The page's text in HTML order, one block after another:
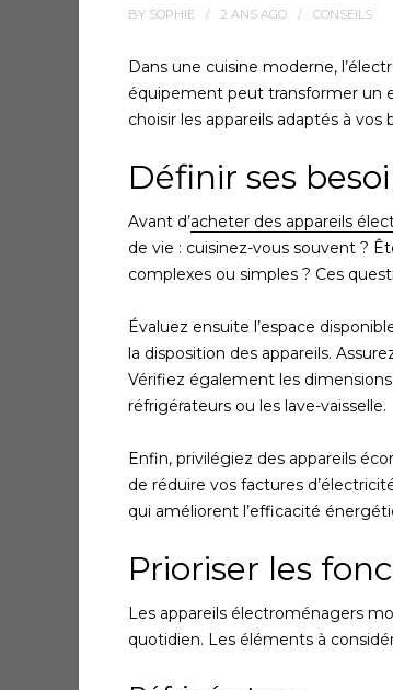
BY SOPHIE 2 ANS AGO CONSEILS
Dans une cuisine moderne,
équipement peut transformer un
choisir les appareils adaptés à vos
Définir ses
Avant d’acheter des appareils
de vie : cuisinez-vous souvent ?
complexes ou simples ? Ces
Évaluez ensuite l’espace
la disposition des appareils.
Vérifiez également les
réfrigérateurs ou les lave-vaisselle.
Enfin, privilégiez des appareils
de réduire vos factures
qui améliorent l’efficacité
Prioriser les
Les appareils électroménagers
quotidien. Les éléments à